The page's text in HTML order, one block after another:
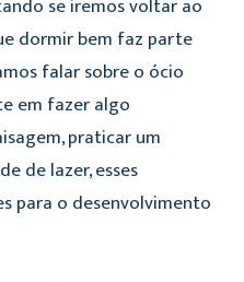
se iremos voltar ao
dormir bem faz parte
falar sobre o ócio
em fazer algo
praticar um
de lazer, esses
para o desenvolvimento